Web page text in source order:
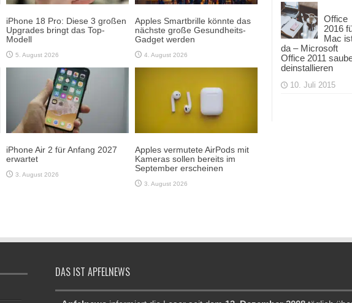
iPhone 18 Pro: Diese 3 großen
Upgrades bringt das Top-
Modell
5. August 2026
Apples Smartbrille könnte das
nächste große Gesundheits-
Gadget werden
4. August 2026
iPhone Air 2 für Anfang 2027
erwartet
3. August 2026
Apples vermutete AirPods mit
Kameras sollen bereits im
September erscheinen
3. August 2026
Office
2016
Mac
da – Microsoft
Office 2011
deinstallieren
10. Juli 2015
DAS IST APFELNEWS